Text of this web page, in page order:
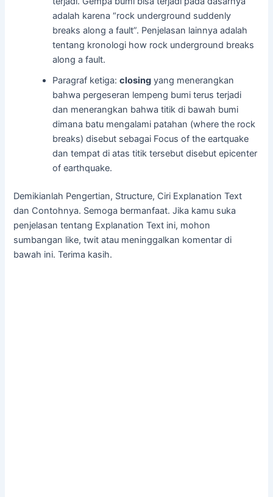
adalah karena “rock underground suddenly
breaks along a fault”. Penjelasan lainnya adalah
tentang kronologi how rock underground breaks
along a fault.
Paragraf ketiga:closing yang menerangkan
bahwa pergeseran lempeng bumi terus terjadi
dan menerangkan bahwa titik di bawah bumi
dimana batu mengalami patahan (where the rock
breaks) disebut sebagai Focus of the eartquake
dan tempat di atas titik tersebut disebut epicenter
of earthquake.
Demikianlah Pengertian, Structure, Ciri Explanation Text
dan Contohnya. Semoga bermanfaat. Jika kamu suka
penjelasan tentang Explanation Text ini, mohon
sumbangan like, twit atau meninggalkan komentar di
bawah ini. Terima kasih.